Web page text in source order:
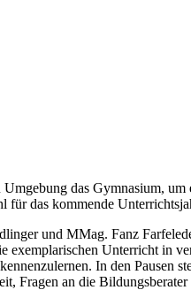
das Gymnasium, um
für das kommende
und MMag. Fanz
Unterricht in
In den Pausen
Fragen an die